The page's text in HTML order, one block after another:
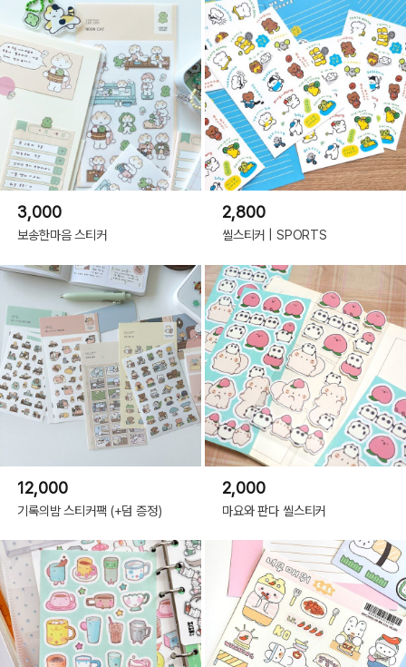
3,000
보송한마음 스티커
2,800
씰스티커 | SPORTS
12,000
기록의밤 스티커팩 (+덤 증정)
2,000
마요와 판다 씰스티커